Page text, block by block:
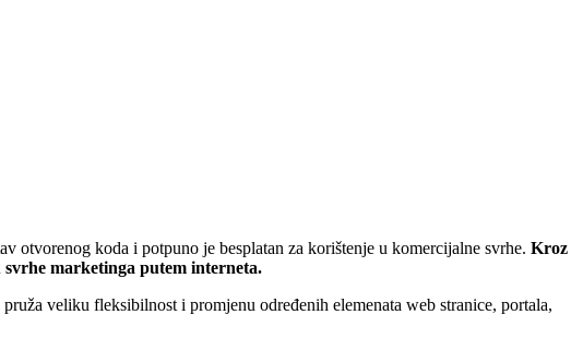
otvorenog koda i potpuno je besplatan za korištenje u komercijalne svrhe. Kroz
marketinga putem interneta.
veliku fleksibilnost i promjenu određenih elemenata web stranice, portala,